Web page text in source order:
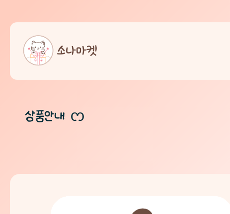
상품안내 ᦂ